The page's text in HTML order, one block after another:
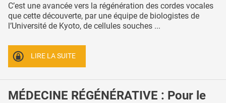
C’est une avancée vers la régénération des cordes vocales
que cette découverte, par une équipe de biologistes de
l’Université de Kyoto, de cellules souches ...
LIRE LA SUITE
MÉDECINE RÉGÉNÉRATIVE : Pour le